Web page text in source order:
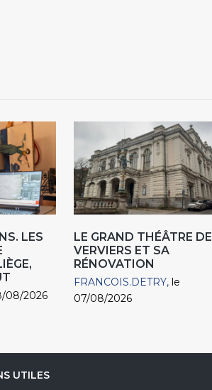
LES
08/2026
LE GRAND THÉÂTRE DE
VERVIERS ET SA
RÉNOVATION
FRANCOIS.DETRY le
07/08/2026
UTILES